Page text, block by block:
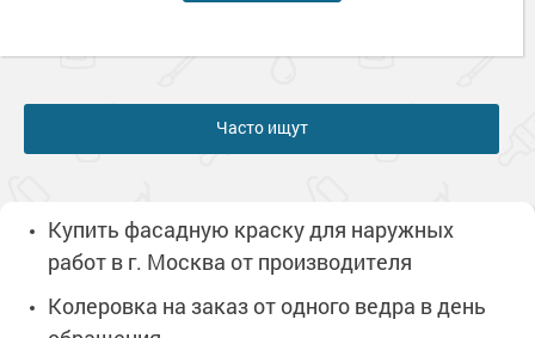
Часто ищут
Купить фасадную краску для наружных
работ в г. Москва от производителя
Колеровка на заказ от одного ведра в день